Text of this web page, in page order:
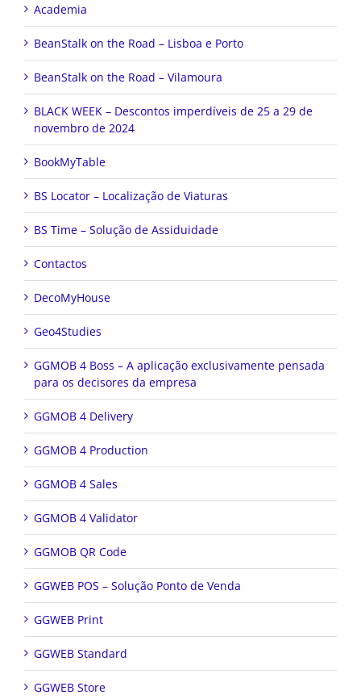
Academia
BeanStalk on the Road – Lisboa e Porto
BeanStalk on the Road – Vilamoura
BLACK WEEK – Descontos imperdíveis de 25 a 29 de
novembro de 2024
BookMyTable
BS Locator – Localização de Viaturas
BS Time – Solução de Assiduidade
Contactos
DecoMyHouse
Geo4Studies
GGMOB 4 Boss – A aplicação exclusivamente pensada
para os decisores da empresa
GGMOB 4 Delivery
GGMOB 4 Production
GGMOB 4 Sales
GGMOB 4 Validator
GGMOB QR Code
GGWEB POS – Solução Ponto de Venda
GGWEB Print
GGWEB Standard
GGWEB Store